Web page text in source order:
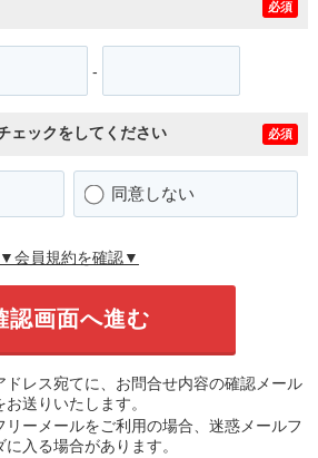
必須
-
ェックをしてください 必須
同意しない
▼会員規約を確認▼
レス宛てに、お問合せ内容の確認メール
お送りいたします。
ーメールをご利用の場合、迷惑メールフ
に入る場合があります。